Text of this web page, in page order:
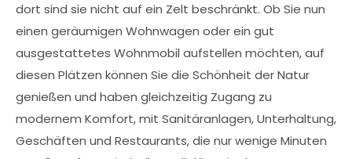
dort sind sie nicht auf ein Zelt beschränkt. Ob Sie nun
einen geräumigen Wohnwagen oder ein gut
ausgestattetes Wohnmobil aufstellen möchten, auf
diesen Plätzen können Sie die Schönheit der Natur
genießen und haben gleichzeitig Zugang zu
modernem Komfort, mit Sanitäranlagen, Unterhaltung,
Geschäften und Restaurants, die nur wenige Minuten